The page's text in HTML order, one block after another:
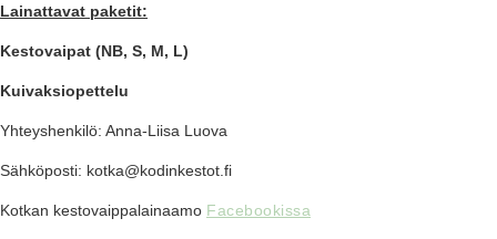
Lainattavat paketit:
Kestovaipat (NB, S, M, L)
Kuivaksiopettelu
Yhteyshenkilö: Anna-Liisa Luova
Sähköposti: kotka@kodinkestot.fi
Kotkan kestovaippalainaamo Facebookissa